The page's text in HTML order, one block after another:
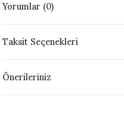
- 1046 °C
°C
Yorumlar (0)
Taksit Seçenekleri
Önerileriniz